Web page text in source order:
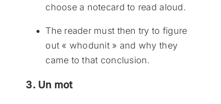
choose a notecard to read aloud.
The reader must then try to figure
out « whodunit » and why they
came to that conclusion.
3. Un mot